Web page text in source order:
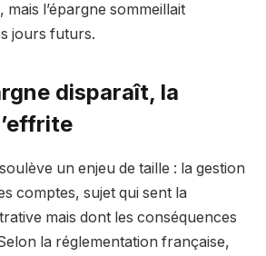
mais l’épargne sommeillait
jours futurs.
disparaît, la
un enjeu de taille : la gestion
comptes, sujet qui sent la
mais dont les conséquences
la réglementation française,